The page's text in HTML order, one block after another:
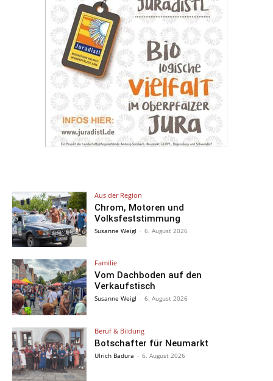
Aus der Region
Chrom, Motoren und
Volksfeststimmung
Susanne Weigl - 6. August 2026
Familie
Vom Dachboden auf den
Verkaufstisch
Susanne Weigl - 6. August 2026
Beruf & Bildung
Botschafter für Neumarkt
Ulrich Badura - 6. August 2026